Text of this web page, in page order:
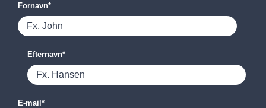
Fornavn*
Efternavn*
E-mail*